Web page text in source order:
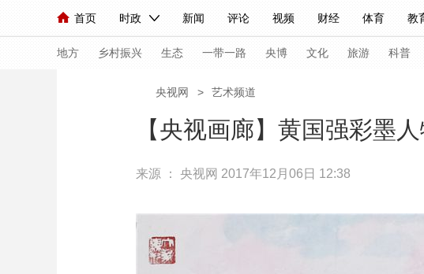
首页 时政 新闻 评论 视频 财经 体育 教
人民领袖习近平 联播+ 中国领导人 央视快评 习式妙语 热解
直播 栏目大全 节目单 听音 微视频 主持人 下
海外频道 iPanda English Монгол
地方 乡村振兴 生态 一带一路 央博 文化 旅游 科普
国内 国际 评论 经济 军事
小央视频
央视网 > 艺术频道
【央视画廊】黄国强彩墨
来源 ： 央视网 2017年12月06日 12:38